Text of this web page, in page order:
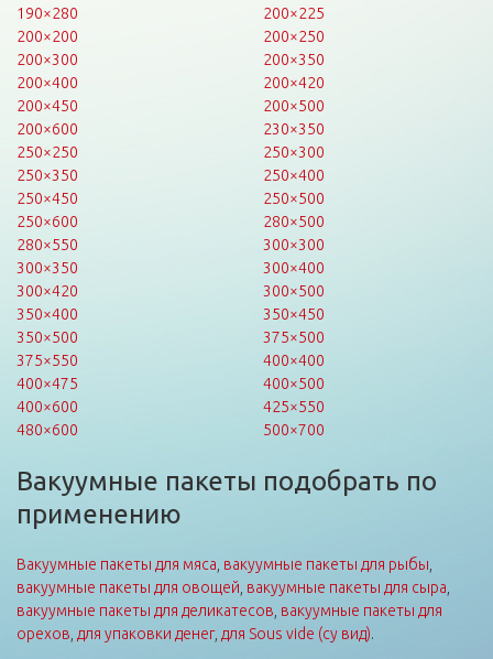
190×280
200×225
200×200
200×250
200×300
200×350
200×400
200×420
200×450
200×500
200×600
230×350
250×250
250×300
250×350
250×400
250×450
250×500
250×600
280×500
280×550
300×300
300×350
300×400
300×420
300×500
350×400
350×450
350×500
375×500
375×550
400×400
400×475
400×500
400×600
425×550
480×600
500×700
Вакуумные пакеты подобрать по
применению
Вакуумные пакеты для мяса вакуумные пакеты для рыбы
вакуумные пакеты для овощей вакуумные пакеты для сыра
вакуумные пакеты для деликатесов вакуумные пакеты для
орехов для упаковки денег, для Sous vide (су вид).